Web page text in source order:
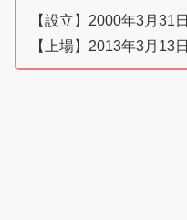
【設立】2000年3月31日
【上場】2013年3月13日